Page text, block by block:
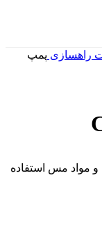
راهسازی پمپ
و مواد مس استفاده